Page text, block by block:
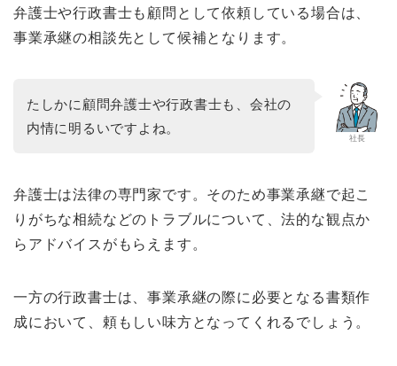
弁護士や行政書士も顧問として依頼している場合は、
事業承継の相談先として候補となります。
社長
たしかに顧問弁護士や行政書士も、会社の
内情に明るいですよね。
弁護士は法律の専門家です。そのため事業承継で起こ
りがちな相続などのトラブルについて、法的な観点か
らアドバイスがもらえます。
一方の行政書士は、事業承継の際に必要となる書類作
成において、頼もしい味方となってくれるでしょう。